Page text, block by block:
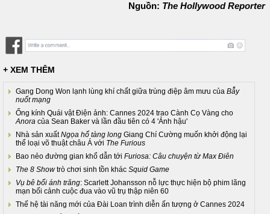
Nguồn: The Hollywood Reporter
+ XEM THÊM
Gang Dong Won lạnh lùng khí chất giữa trùng điệp âm mưu của Bẫy
nuốt mạng
Ống kính Quái vật Điện ảnh: Cannes 2024 trao Cành Cọ Vàng cho
Anora của Sean Baker và lần đầu tiên có 4 'Ảnh hậu'
Nhà sản xuấtNgọa hổ tàng long Giang Chí Cường muốn khởi động lại
thể loại võ thuật châu Á với The Furious
Bao nẻo đường gian khổ dẫn tới Furiosa: Câu chuyện từ Max Điên
The 8 Showtrò chơi sinh tồn khác Squid Game
Vụ bê bối ánh trăng: Scarlett Johansson nỗ lực thực hiện bộ phim lãng
mạn bối cảnh cuộc đua vào vũ trụ thập niên 60
Thế hệ tài năng mới của Đài Loan trình diễn ấn tượng ở Cannes 2024